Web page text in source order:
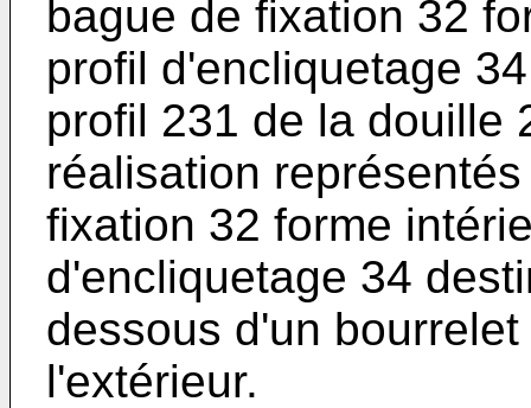
bague de fixation 32
profil d'encliquetage
profil 231 de la douille
réalisation
fixation 32 forme
d'encliquetage 34
dessous d'un
l'extérieur.